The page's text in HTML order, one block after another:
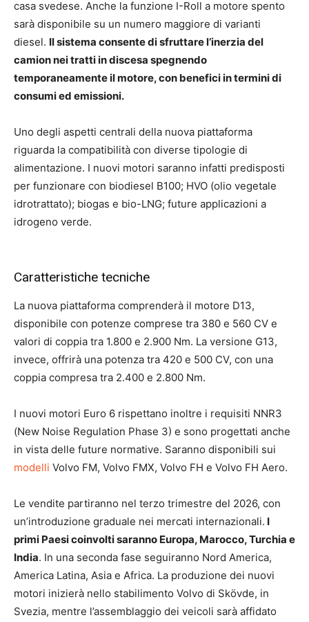
casa svedese. Anche la funzione I-Roll a motore spento
sarà disponibile su un numero maggiore di varianti
diesel. Il sistema consente di sfruttare l’inerzia del
camion nei tratti in discesa spegnendo
temporaneamente il motore, con benefici in termini di
consumi ed emissioni.
Uno degli aspetti centrali della nuova piattaforma
riguarda la compatibilità con diverse tipologie di
alimentazione. I nuovi motori saranno infatti predisposti
per funzionare con biodiesel B100; HVO (olio vegetale
idrotrattato); biogas e bio-LNG; future applicazioni a
idrogeno verde.
Caratteristiche tecniche
La nuova piattaforma comprenderà il motore D13,
disponibile con potenze comprese tra 380 e 560 CV e
valori di coppia tra 1.800 e 2.900 Nm. La versione G13,
invece, offrirà una potenza tra 420 e 500 CV, con una
coppia compresa tra 2.400 e 2.800 Nm.
I nuovi motori Euro 6 rispettano inoltre i requisiti NNR3
(New Noise Regulation Phase 3) e sono progettati anche
in vista delle future normative. Saranno disponibili sui
modelli Volvo FM, Volvo FMX, Volvo FH e Volvo FH Aero.
Le vendite partiranno nel terzo trimestre del 2026, con
un’introduzione graduale nei mercati internazionali. I
primi Paesi coinvolti saranno Europa, Marocco, Turchia e
India. In una seconda fase seguiranno Nord America,
America Latina, Asia e Africa. La produzione dei nuovi
motori inizierà nello stabilimento Volvo di Skövde, in
Svezia, mentre l’assemblaggio dei veicoli sarà affidato